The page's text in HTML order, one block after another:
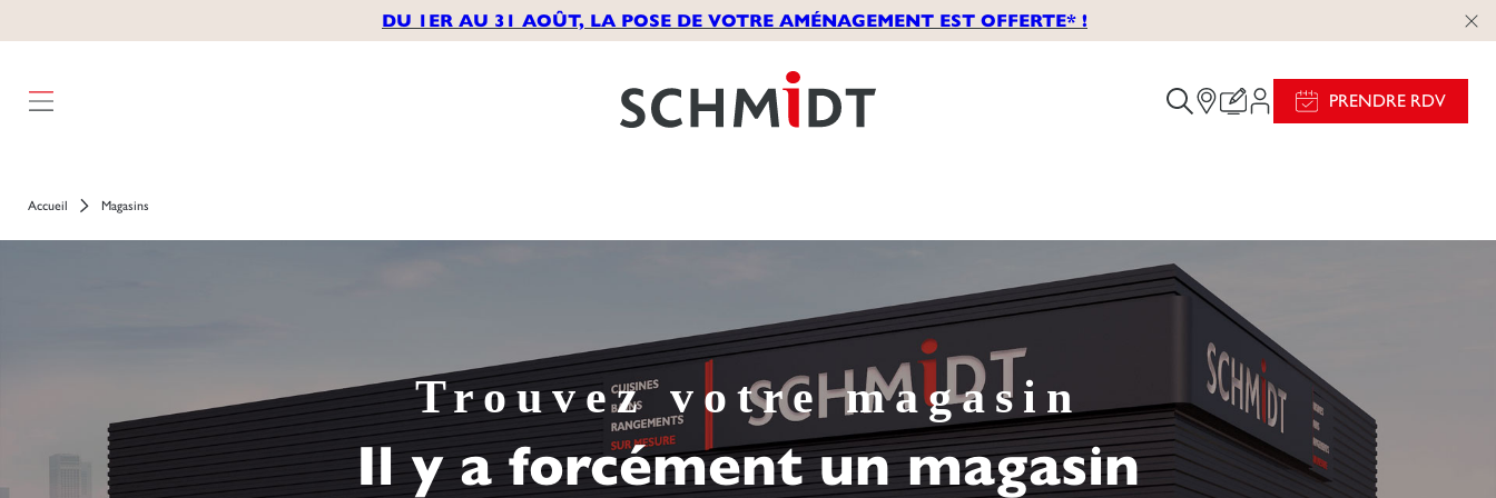
DU 1ER AU 31 AOÛT, LA POSE DE VOTRE AMÉNAGEMENT EST OFFERTE* !
PRENDRE RDV
Accueil Magasins
Trouvez votre magasin
Il y a forcément un magasin